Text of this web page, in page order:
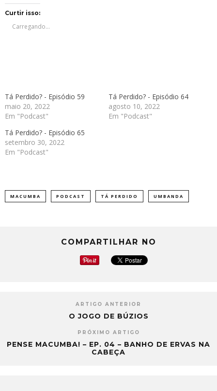
em
janela) janela)
Curtir isso:
Carregando...
Tá Perdido? - Episódio 59
maio 20, 2022
Em "Podcast"
Tá Perdido? - Episódio 64
agosto 10, 2022
Em "Podcast"
Tá Perdido? - Episódio 65
setembro 30, 2022
Em "Podcast"
MACUMBA PODCAST TÁ PERDIDO UMBANDA
COMPARTILHAR NO
ARTIGO ANTERIOR
O JOGO DE BÚZIOS
PRÓXIMO ARTIGO
PENSE MACUMBA! – EP. 04 – BANHO DE ERVAS NA
CABEÇA